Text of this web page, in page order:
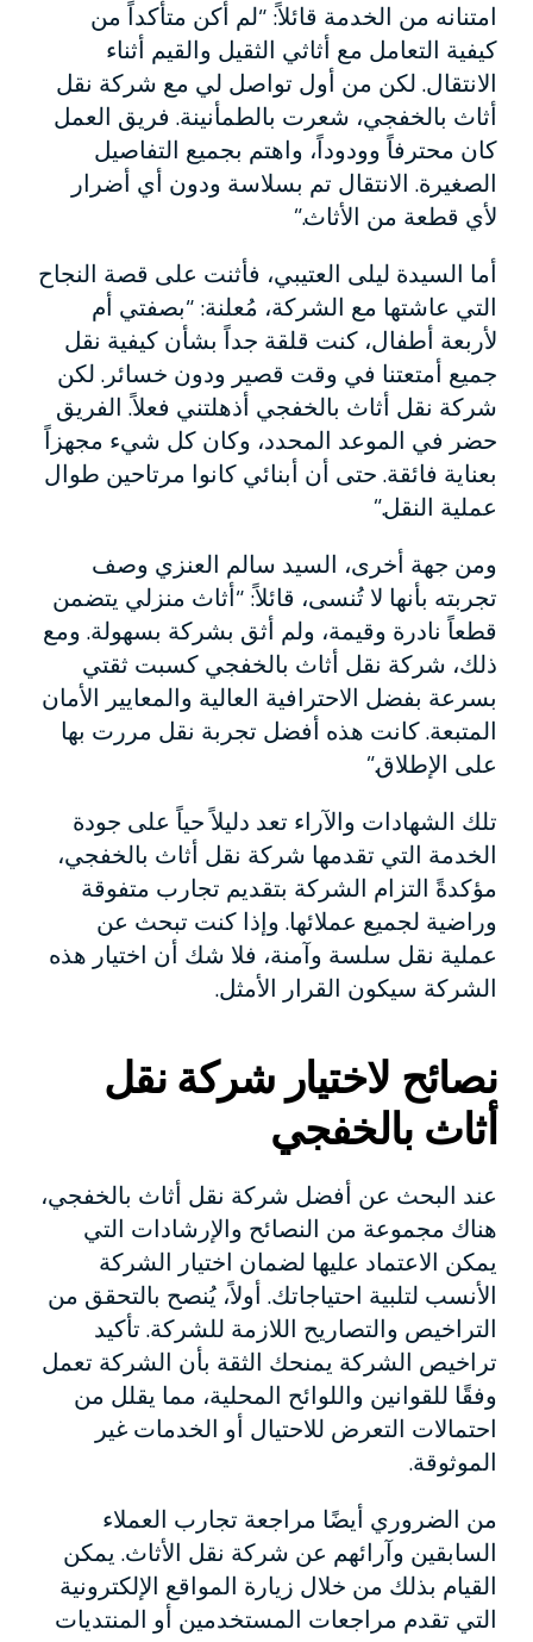
امتنانه من الخدمة قائلاً: “لم أكن متأكداً من
كيفية التعامل مع أثاثي الثقيل والقيم أثناء
الانتقال. لكن من أول تواصل لي مع شركة نقل
أثاث بالخفجي، شعرت بالطمأنينة. فريق العمل
كان محترفاً وودوداً، واهتم بجميع التفاصيل
الصغيرة. الانتقال تم بسلاسة ودون أي أضرار
لأي قطعة من الأثاث.”
أما السيدة ليلى العتيبي، فأثنت على قصة النجاح
التي عاشتها مع الشركة، مُعلنة: “بصفتي أم
لأربعة أطفال، كنت قلقة جداً بشأن كيفية نقل
جميع أمتعتنا في وقت قصير ودون خسائر. لكن
شركة نقل أثاث بالخفجي أذهلتني فعلاً. الفريق
حضر في الموعد المحدد، وكان كل شيء مجهزاً
بعناية فائقة. حتى أن أبنائي كانوا مرتاحين طوال
عملية النقل.”
ومن جهة أخرى، السيد سالم العنزي وصف
تجربته بأنها لا تُنسى، قائلاً: “أثاث منزلي يتضمن
قطعاً نادرة وقيمة، ولم أثق بشركة بسهولة. ومع
ذلك، شركة نقل أثاث بالخفجي كسبت ثقتي
بسرعة بفضل الاحترافية العالية والمعايير الأمان
المتبعة. كانت هذه أفضل تجربة نقل مررت بها
على الإطلاق.”
تلك الشهادات والآراء تعد دليلاً حياً على جودة
الخدمة التي تقدمها شركة نقل أثاث بالخفجي،
مؤكدةً التزام الشركة بتقديم تجارب متفوقة
وراضية لجميع عملائها. وإذا كنت تبحث عن
عملية نقل سلسة وآمنة، فلا شك أن اختيار هذه
الشركة سيكون القرار الأمثل.
نصائح لاختيار شركة نقل
أثاث بالخفجي
عند البحث عن أفضل شركة نقل أثاث بالخفجي،
هناك مجموعة من النصائح والإرشادات التي
يمكن الاعتماد عليها لضمان اختيار الشركة
الأنسب لتلبية احتياجاتك. أولاً، يُنصح بالتحقق من
التراخيص والتصاريح اللازمة للشركة. تأكيد
تراخيص الشركة يمنحك الثقة بأن الشركة تعمل
وفقًا للقوانين واللوائح المحلية، مما يقلل من
احتمالات التعرض للاحتيال أو الخدمات غير
الموثوقة.
من الضروري أيضًا مراجعة تجارب العملاء
السابقين وآرائهم عن شركة نقل الأثاث. يمكن
القيام بذلك من خلال زيارة المواقع الإلكترونية
التي تقدم مراجعات المستخدمين أو المنتديات